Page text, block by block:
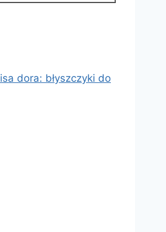
isa dora: błyszczyki do